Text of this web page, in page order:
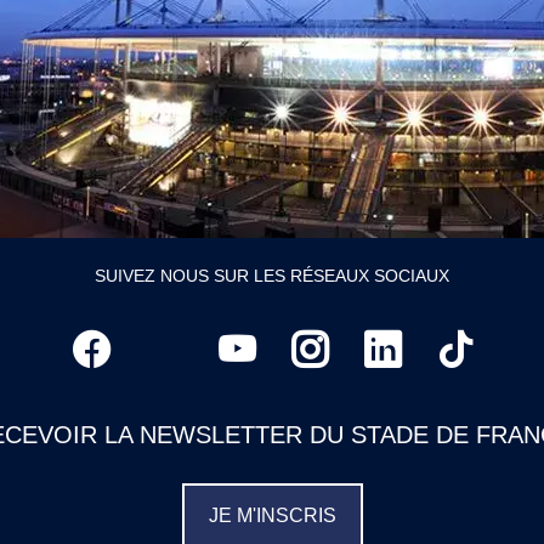
SUIVEZ NOUS SUR LES RÉSEAUX SOCIAUX
LA NEWSLETTER DU STADE DE
JE M'INSCRIS